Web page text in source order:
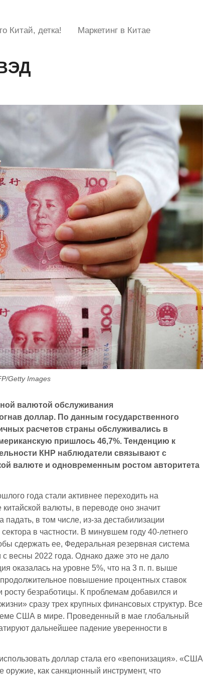
Китай, детка! Маркетинг в Китае
Getty Images
валютой обслуживания
доллар. По данным государственного
расчетов страны обслуживались в
пришлось 46,7%. Тенденцию к
КНР наблюдатели связывают с
валюте и одновременным ростом авторитета
года стали активнее переходить на
валюты, в переводе оно значит
в том числе, из-за дестабилизации
в частности. В минувшем году 40-летнего
сдержать ее, Федеральная резервная система
весны 2022 года. Однако даже это не дало
оказалась на уровне 5%, что на 3 п. п. выше
повышение процентных ставок
безработицы. К проблемам добавился и
сразу трех крупных финансовых структур. Все
США в мире. Проведенный в мае глобальный
дальнейшее падение уверенности в
доллар стала его «вепонизация». «США
оружие, как санкционный инструмент, что